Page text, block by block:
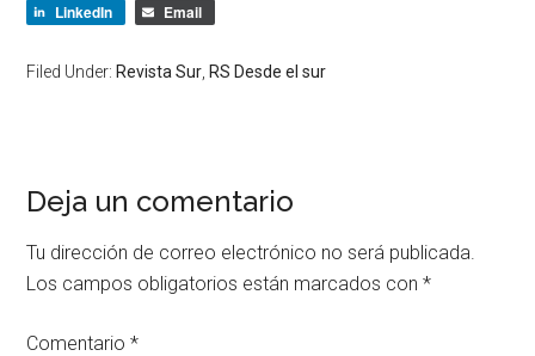
LinkedIn
Email
Filed Under: Revista Sur RS Desde el sur
Deja un comentario
Tu dirección de correo electrónico no será publicada.
Los campos obligatorios están marcados con*
Comentario*